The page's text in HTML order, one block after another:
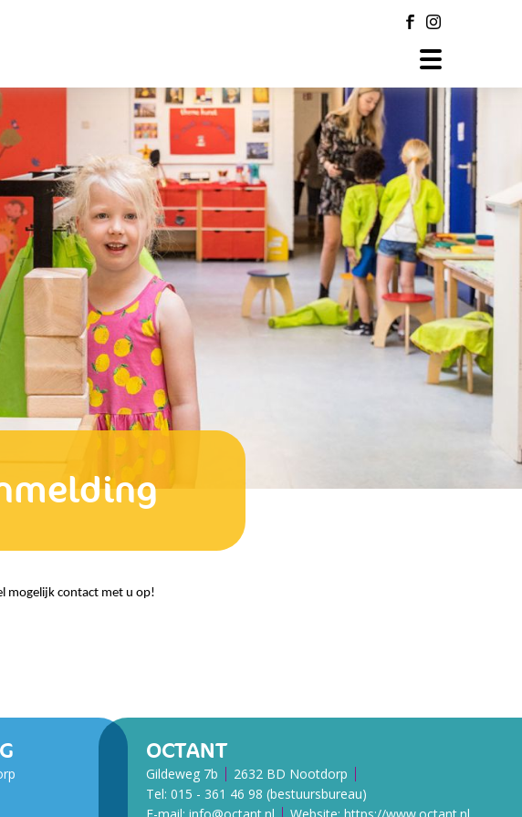
mogelijk contact met u op!
OCTANT
Gildeweg 7b
2632 BD Nootdorp
Tel:015 - 361 46 98 (bestuursbureau)